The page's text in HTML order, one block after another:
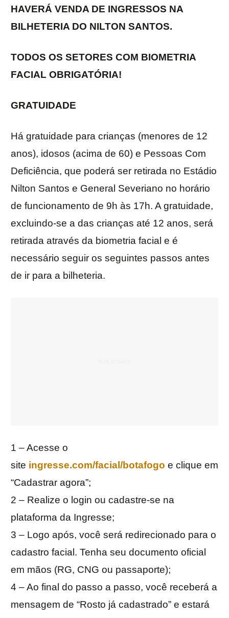
HAVERÁ VENDA DE INGRESSOS NA
BILHETERIA DO NILTON SANTOS.
TODOS OS SETORES COM BIOMETRIA
FACIAL OBRIGATÓRIA!
GRATUIDADE
Há gratuidade para crianças (menores de 12
anos), idosos (acima de 60) e Pessoas Com
Deficiência, que poderá ser retirada no Estádio
Nilton Santos e General Severiano no horário
de funcionamento de 9h às 17h. A gratuidade,
excluindo-se a das crianças até 12 anos, será
retirada através da biometria facial e é
necessário seguir os seguintes passos antes
de ir para a bilheteria.
1 – Acesse o
site ingresse.com/facial/botafogo e clique em
“Cadastrar agora”;
2 – Realize o login ou cadastre-se na
plataforma da Ingresse;
3 – Logo após, você será redirecionado para o
cadastro facial. Tenha seu documento oficial
em mãos (RG, CNG ou passaporte);
4 – Ao final do passo a passo, você receberá a
mensagem de “Rosto já cadastrado” e estará